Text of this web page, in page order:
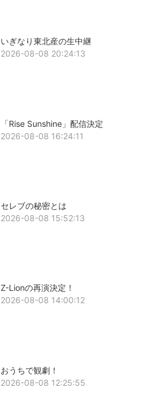
いぎなり東北産の生中継
2026-08-08 20:24:13
「Rise Sunshine」配信決定
2026-08-08 16:24:11
セレブの秘密とは
2026-08-08 15:52:13
Z-Lionの再演決定！
2026-08-08 14:00:12
おうちで観劇！
2026-08-08 12:25:55